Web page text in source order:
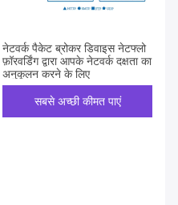
नेटवर्क पैकेट ब्रोकर डिवाइस नेटफ्लो
फ़ॉरवर्डिंग द्वारा आपके नेटवर्क दक्षता का
अनुकूलन करने के लिए
सबसे अच्छी कीमत पाएं